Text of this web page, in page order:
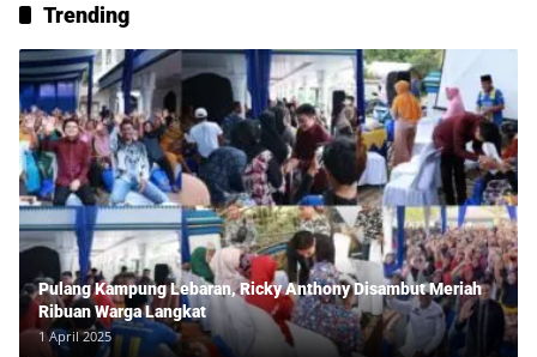
Trending
Pulang Kampung Lebaran, Ricky Anthony Disambut Meriah
Ribuan Warga Langkat
1 April 2025